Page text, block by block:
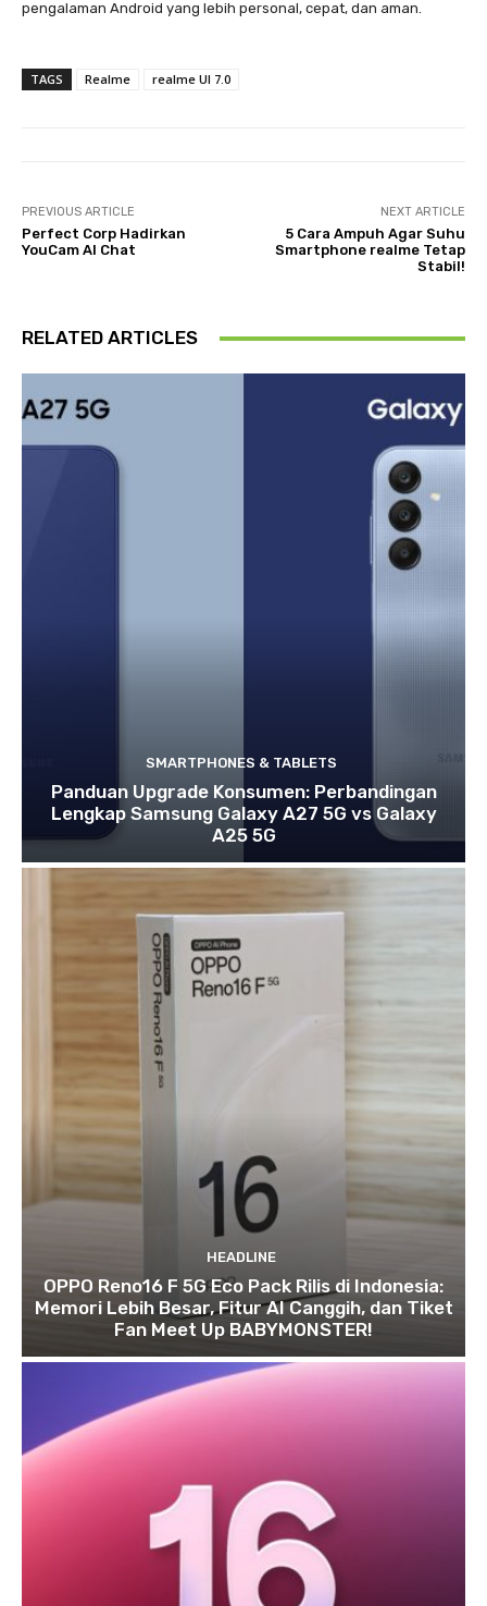
pengalaman Android yang lebih personal, cepat, dan aman.
TAGS Realme realme UI 7.0
PREVIOUS ARTICLE
Perfect Corp Hadirkan
YouCam AI Chat
NEXT ARTICLE
5 Cara Ampuh Agar Suhu
Smartphone realme Tetap
Stabil!
RELATED ARTICLES
SMARTPHONES & TABLETS
Panduan Upgrade Konsumen: Perbandingan
Lengkap Samsung Galaxy A27 5G vs Galaxy
A25 5G
HEADLINE
OPPO Reno16 F 5G Eco Pack Rilis di Indonesia:
Memori Lebih Besar, Fitur AI Canggih, dan Tiket
Fan Meet Up BABYMONSTER!